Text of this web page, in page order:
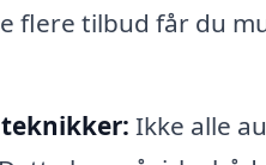
flere tilbud får du
Ikke alle